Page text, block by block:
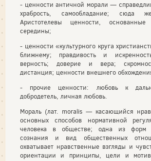
- ценности античной морали —
храбрость, самообладание; сюда
Аристотелевы ценности,
середины;
- ценности «культурного круга
ближнему; правдивость и
верность; доверие и вера;
дистанция; ценности внешнего
- прочие ценности: любовь к
добродетель, личная любовь.
Мораль (лат. moralis — касающийся
основных способов нормативной
человека в обществе; одна из форм
сознания и вид общественных
охватывает нравственные взгляды и
ориентации и принципы, цели и